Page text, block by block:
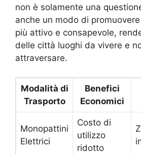
non è solamente una
anche un modo di
più attivo e consapevole,
delle città luoghi da vivere e
attraversare.
Modalità di
Trasporto
Benefici
Economici
Monopattini
Elettrici
Costo di
utilizzo
ridotto